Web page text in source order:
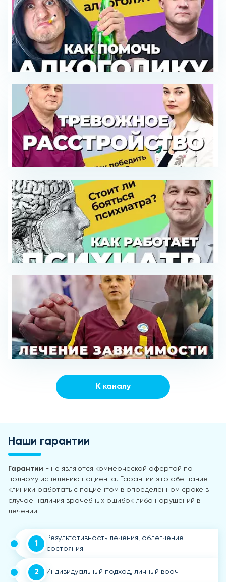
К каналу
Наши гарантии
Гарантии - не являются коммерческой офертой по
полному исцелению пациента. Гарантии это обещание
клиники работать с пациентом в определенном сроке в
случае наличия врачебных ошибок либо нарушений в
лечении
1
Результативность лечения, облегчение
состояния
2 Индивидуальный подход, личный врач